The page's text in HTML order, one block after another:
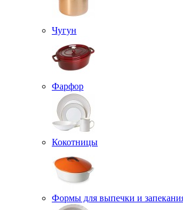
Чугун
Фарфор
Кокотницы
Формы для выпечки и